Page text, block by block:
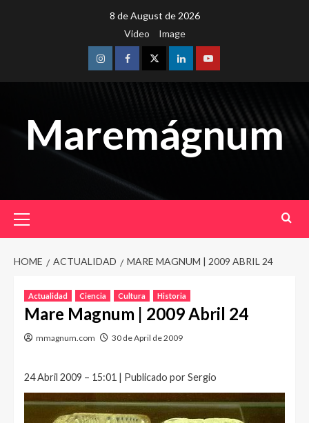
8 de August de 2026
Video
Image
InstagramFacebookTwitterLinkedinYoutube
Maremágnum
Menu
HOME ACTUALIDAD MARE MAGNUM | 2009 ABRIL 24
Actualidad Ciencia Cultura Historia
Mare Magnum | 2009 Abril 24
mmagnum.com 30 de April de 2009
24 Abril 2009 – 15:01 | Publicado por Sergio